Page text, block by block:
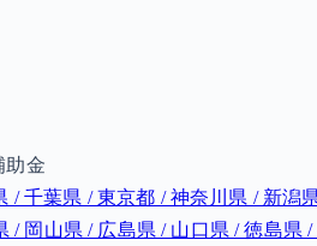
助金
千葉県 / 東京都 / 神奈川県 / 新潟
岡山県 / 広島県 / 山口県 / 徳島県